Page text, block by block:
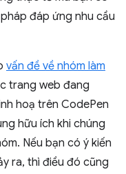
đáp ứng nhu cầu
vấn đề về nhóm làm
trang web đang
hoạ trên CodePen
hữu ích khi chúng
Nếu bạn có ý kiến
ra, thì điều đó cũng